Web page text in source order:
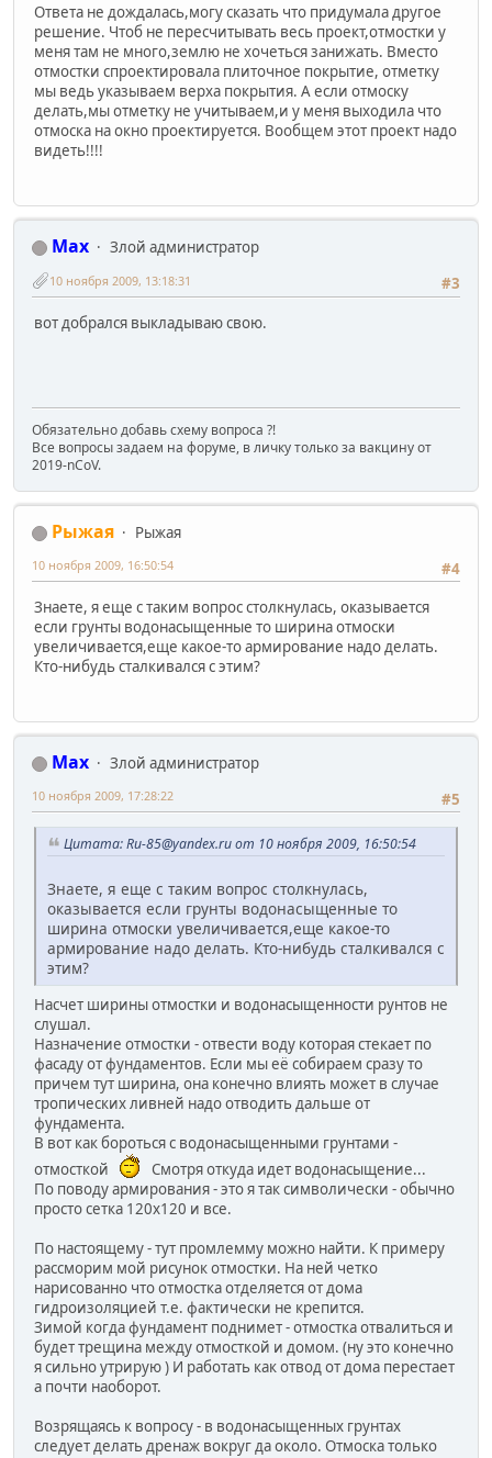
Ответа не дождалась,могу сказать что придумала другое
решение. Чтоб не пересчитывать весь проект,отмостки у
меня там не много,землю не хочеться занижать. Вместо
отмостки спроектировала плиточное покрытие, отметку
мы ведь указываем верха покрытия. А если отмоску
делать,мы отметку не учитываем,и у меня выходила что
отмоска на окно проектируется. Вообщем этот проект надо
видеть!!!!
Max
Злой администратор
#3
10 ноября 2009, 13:18:31
вот добрался выкладываю свою.
Обязательно добавь схему вопроса ?!
Все вопросы задаем на форуме, в личку только за вакцину от
2019-nCoV.
Рыжая
Рыжая
#4
10 ноября 2009, 16:50:54
Знаете, я еще с таким вопрос столкнулась, оказывается
если грунты водонасыщенные то ширина отмоски
увеличивается,еще какое-то армирование надо делать.
Кто-нибудь сталкивался с этим?
Max
Злой администратор
#5
10 ноября 2009, 17:28:22
Цитата: Ru-85@yandex.ru от 10 ноября 2009, 16:50:54
Знаете, я еще с таким вопрос столкнулась,
оказывается если грунты водонасыщенные то
ширина отмоски увеличивается,еще какое-то
армирование надо делать. Кто-нибудь сталкивался с
этим?
Насчет ширины отмостки и водонасыщенности рунтов не
слушал.
Назначение отмостки - отвести воду которая стекает по
фасаду от фундаментов. Если мы её собираем сразу то
причем тут ширина, она конечно влиять может в случае
тропических ливней надо отводить дальше от
фундамента.
В вот как бороться с водонасыщенными грунтами -
отмосткой
Смотря откуда идет водонасыщение...
По поводу армирования - это я так символически - обычно
просто сетка 120х120 и все.
По настоящему - тут промлемму можно найти. К примеру
рассморим мой рисунок отмостки. На ней четко
нарисованно что отмостка отделяется от дома
гидроизоляцией т.е. фактически не крепится.
Зимой когда фундамент поднимет - отмостка отвалиться и
будет трещина между отмосткой и домом. (ну это конечно
я сильно утрирую ) И работать как отвод от дома перестает
а почти наоборот.
Возрящаясь к вопросу - в водонасыщенных грунтах
следует делать дренаж вокруг да около. Отмоска только